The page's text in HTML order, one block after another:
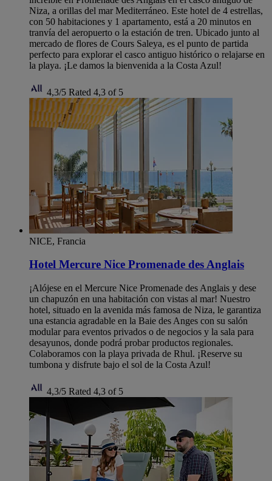
Niza, a orillas del mar Mediterráneo. Este hotel de 4 estrellas,
con 50 habitaciones y 1 apartamento, está a 20 minutos en
tranvía del aeropuerto o la estación de tren. Ubicado junto al
mercado de flores de Cours Saleya, es el punto de partida
perfecto para explorar el casco antiguo histórico o relajarse en
la playa. ¡Le damos la bienvenida a la Costa Azul!
4,3/5 Rated 4,3 of 5
NICE, Francia
Hotel Mercure Nice Promenade des Anglais
¡Alójese en el Mercure Nice Promenade des Anglais y dese
un chapuzón en una habitación con vistas al mar! Nuestro
hotel, situado en la avenida más famosa de Niza, le garantiza
una estancia agradable en la Baie des Anges con su salón
modular para eventos privados o de negocios y la sala para
desayunos, donde podrá probar productos regionales.
Colaboramos con la playa privada de Rhul. ¡Reserve su
tumbona y disfrute bajo el sol de la Costa Azul!
4,3/5 Rated 4,3 of 5